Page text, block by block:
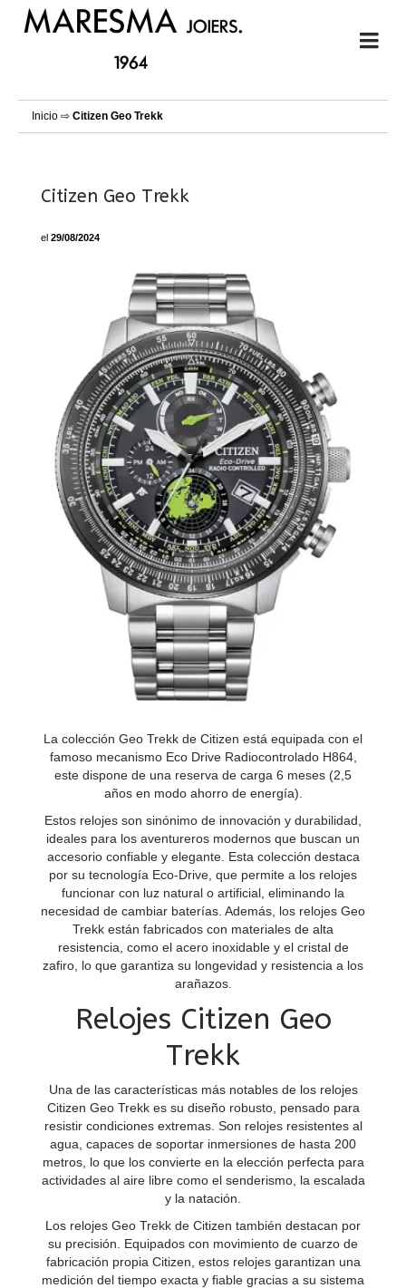
Inicio ⇨ Citizen Geo Trekk
Citizen Geo Trekk
el 29/08/2024
La colección Geo Trekk de Citizen está equipada con el
famoso mecanismo Eco Drive Radiocontrolado H864,
este dispone de una reserva de carga 6 meses (2,5
años en modo ahorro de energía).
Estos relojes son sinónimo de innovación y durabilidad,
ideales para los aventureros modernos que buscan un
accesorio confiable y elegante. Esta colección destaca
por su tecnología Eco-Drive, que permite a los relojes
funcionar con luz natural o artificial, eliminando la
necesidad de cambiar baterías. Además, los relojes Geo
Trekk están fabricados con materiales de alta
resistencia, como el acero inoxidable y el cristal de
zafiro, lo que garantiza su longevidad y resistencia a los
arañazos.
Relojes Citizen Geo
Trekk
Una de las características más notables de los relojes
Citizen Geo Trekk es su diseño robusto, pensado para
resistir condiciones extremas. Son relojes resistentes al
agua, capaces de soportar inmersiones de hasta 200
metros, lo que los convierte en la elección perfecta para
actividades al aire libre como el senderismo, la escalada
y la natación.
Los relojes Geo Trekk de Citizen también destacan por
su precisión. Equipados con movimiento de cuarzo de
fabricación propia Citizen, estos relojes garantizan una
medición del tiempo exacta y fiable gracias a su sistema